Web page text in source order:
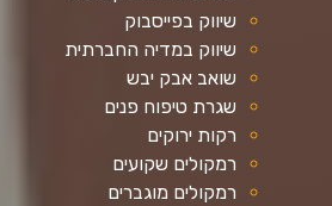
שיווק בפייסבוק
שיווק במדיה החברתית
שואב אבק יבש
שגרת טיפוח פנים
רקות ירוקים
רמקולים שקועים
רמקולים מוגברים